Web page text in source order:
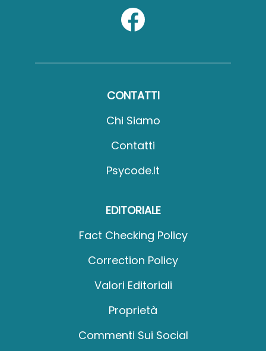
CONTATTI
Chi Siamo
Contatti
Psycode.it
EDITORIALE
Fact Checking Policy
Correction Policy
Valori Editoriali
Proprietà
Commenti Sui Social